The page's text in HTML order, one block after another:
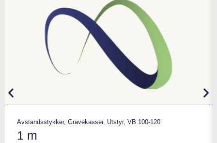
Avstandsstykker, Gravekasser, Utstyr, VB 100-120
1 m